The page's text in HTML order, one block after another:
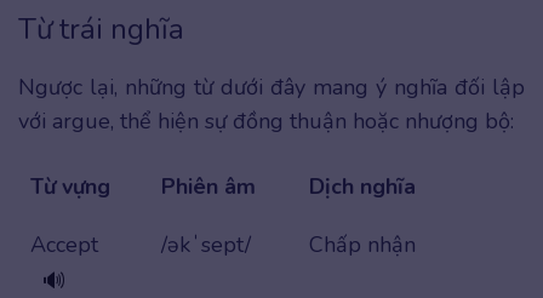
Từ trái nghĩa
Ngược lại, những từ dưới đây mang ý nghĩa đối lập
với argue, thể hiện sự đồng thuận hoặc nhượng bộ:
Từ vựng Phiên âm
Dịch nghĩa
Accept
🔊
/əkˈsept/ Chấp nhận